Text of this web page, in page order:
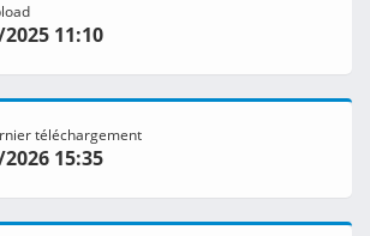
11:10
téléchargement
15:35